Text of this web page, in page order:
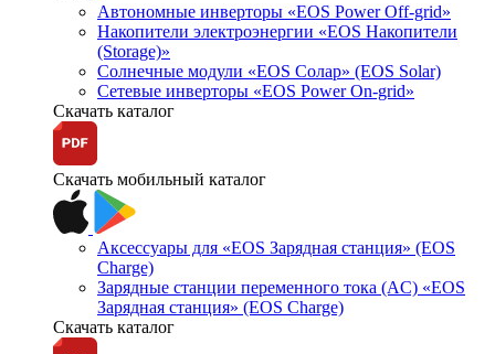
Автономные инверторы «EOS Power Off-grid»
Накопители электроэнергии «EOS Накопители
(Storage)»
Солнечные модули «EOS Солар» (EOS Solar)
Сетевые инверторы «EOS Power On-grid»
Скачать каталог
Скачать мобильный каталог
Аксессуары для «EOS Зарядная станция» (EOS
Charge)
Зарядные станции переменного тока (AC) «EOS
Зарядная станция» (EOS Charge)
Скачать каталог